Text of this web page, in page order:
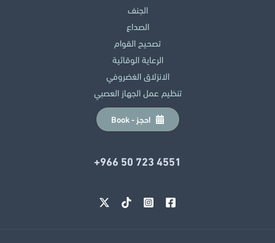
الجنف
الصداع
تصحيح القوام
الرعاية الوقائية
الانزلاق الغضروفي
تنظيم عمل الجهاز العصبي
احجز - Book
‎+966 50 723 4551